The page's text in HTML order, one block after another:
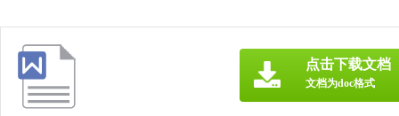
点击下载文档
文档为doc格式